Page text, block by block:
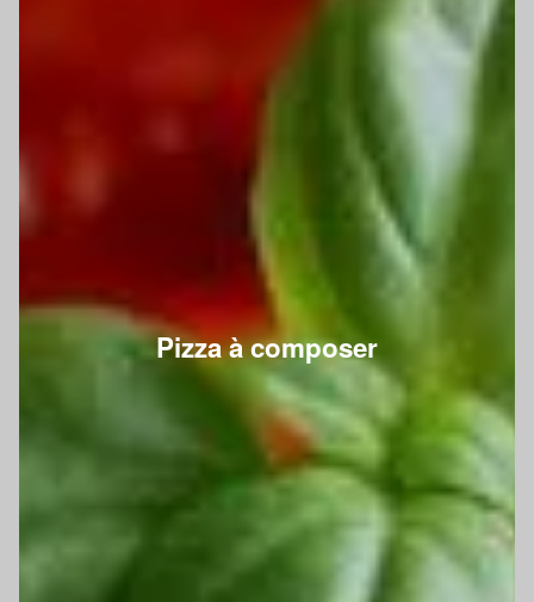
Pizza à composer